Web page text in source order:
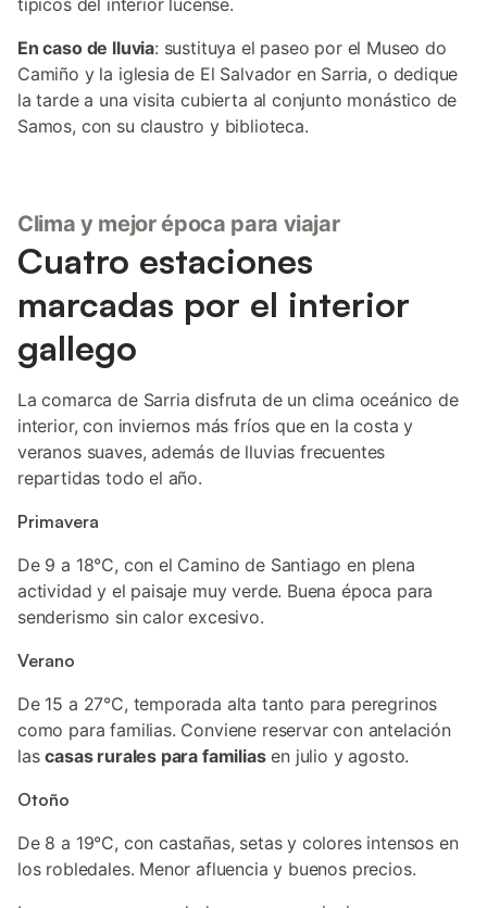
típicos del interior lucense.
En caso de lluvia: sustituya el paseo por el Museo do
Camiño y la iglesia de El Salvador en Sarria, o dedique
la tarde a una visita cubierta al conjunto monástico de
Samos, con su claustro y biblioteca.
Clima y mejor época para viajar
Cuatro estaciones
marcadas por el interior
gallego
La comarca de Sarria disfruta de un clima oceánico de
interior, con inviernos más fríos que en la costa y
veranos suaves, además de lluvias frecuentes
repartidas todo el año.
Primavera
De 9 a 18°C, con el Camino de Santiago en plena
actividad y el paisaje muy verde. Buena época para
senderismo sin calor excesivo.
Verano
De 15 a 27°C, temporada alta tanto para peregrinos
como para familias. Conviene reservar con antelación
lascasas rurales para familiasen julio y agosto.
Otoño
De 8 a 19°C, con castañas, setas y colores intensos en
los robledales. Menor afluencia y buenos precios.